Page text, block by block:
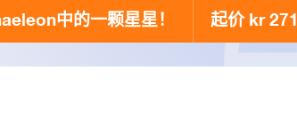
中的一颗星星！ 起价 kr 271